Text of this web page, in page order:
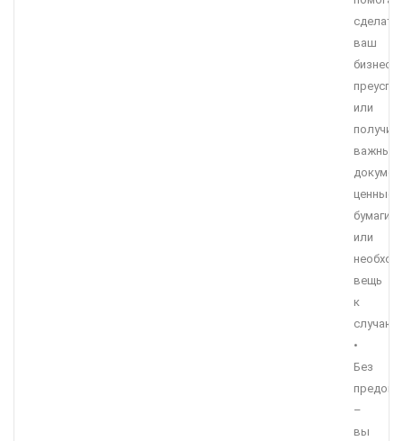
сделать
ваш
бизнес
или
важные
ценные
бумаги
или
вещь
к
случаю.
•
Без
–
вы